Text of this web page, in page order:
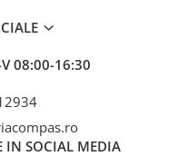
V 08:00-16:30
IN SOCIAL MEDIA